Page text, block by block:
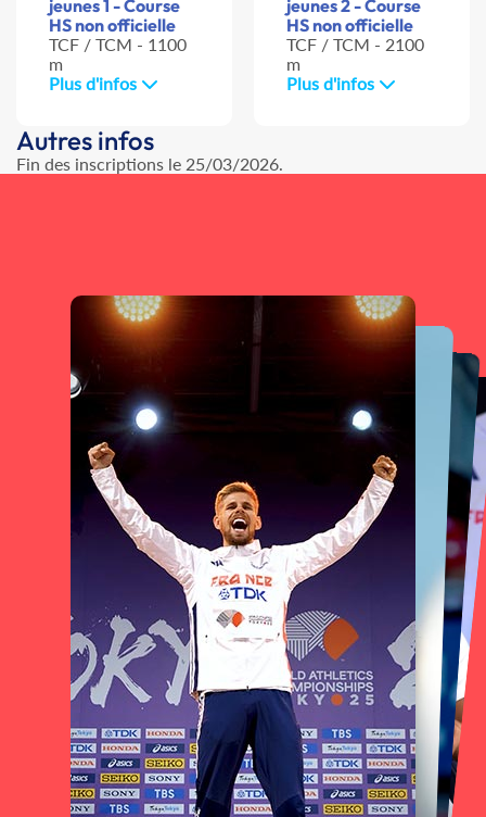
jeunes 1 - Course
HS non officielle
TCF / TCM - 1100
m
Plus d'infos
jeunes 2 - Course
HS non officielle
TCF / TCM - 2100
m
Plus d'infos
Autres infos
Fin des inscriptions le 25/03/2026.